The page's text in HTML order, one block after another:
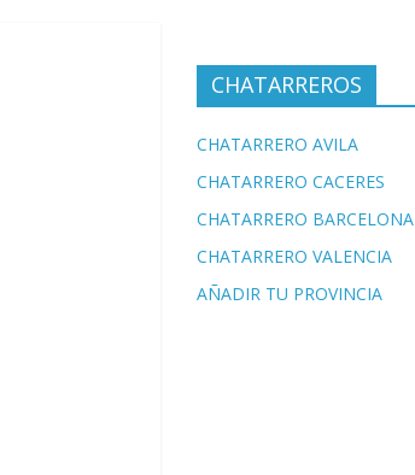
CHATARREROS
CHATARRERO AVILA
CHATARRERO CACERES
CHATARRERO BARCELONA
CHATARRERO VALENCIA
AÑADIR TU PROVINCIA